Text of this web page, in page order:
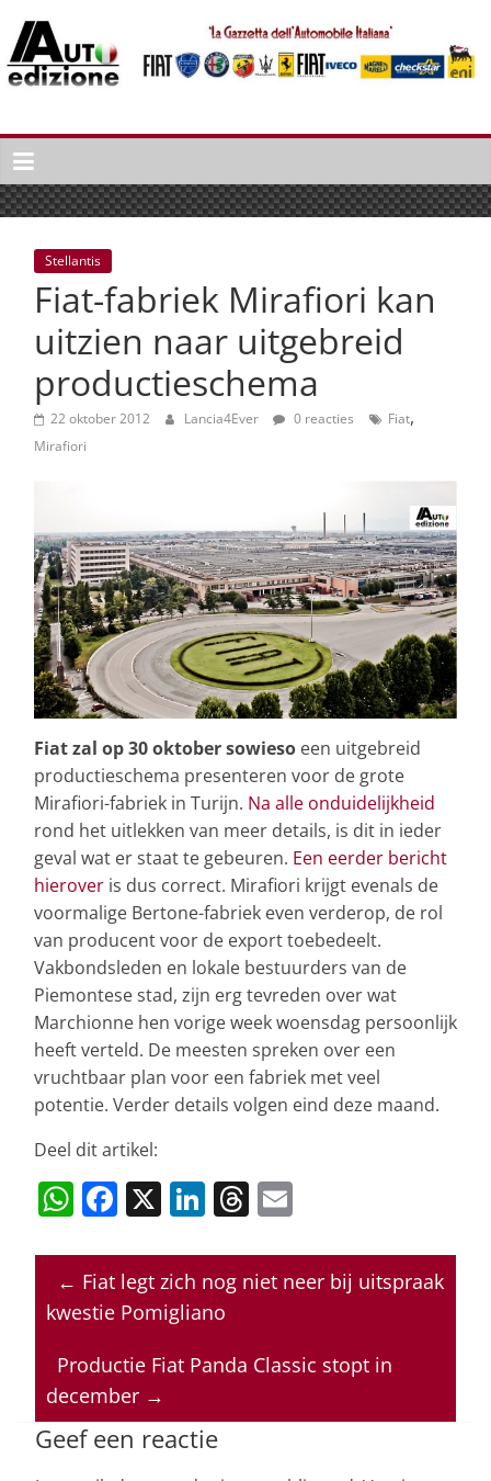
naar
inhoud
Auto
Edizione
La
Gazetta
dell'Automobile
Italiana
Italiaans
autonieuws
lifestyle
Stellantis
Fiat-fabriek Mirafiori kan
uitzien naar uitgebreid
productieschema
22 oktober 2012 Lancia4Ever 0 reacties Fiat,
Mirafiori
Fiat zal op 30 oktober sowieso een uitgebreid
productieschema presenteren voor de grote
Mirafiori-fabriek in Turijn. Na alle onduidelijkheid
rond het uitlekken van meer details, is dit in ieder
geval wat er staat te gebeuren. Een eerder bericht
hierover is dus correct. Mirafiori krijgt evenals de
voormalige Bertone-fabriek even verderop, de rol
van producent voor de export toebedeelt.
Vakbondsleden en lokale bestuurders van de
Piemontese stad, zijn erg tevreden over wat
Marchionne hen vorige week woensdag persoonlijk
heeft verteld. De meesten spreken over een
vruchtbaar plan voor een fabriek met veel
potentie. Verder details volgen eind deze maand.
Deel dit artikel:
W
at
s
p
p
F
c
e
o
o
k
X Li
k
e
n
T
re
a
s
ai
l
← Fiat legt zich nog niet neer bij uitspraak
kwestie Pomigliano
Productie Fiat Panda Classic stopt in
december →
Geef een reactie